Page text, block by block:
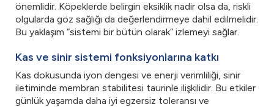
önemlidir. Köpeklerde belirgin eksiklik nadir olsa da, riskli
olgularda göz sağlığı da değerlendirmeye dahil edilmelidir.
Bu yaklaşım “sistemi bir bütün olarak” izlemeyi sağlar.
Kas ve sinir sistemi fonksiyonlarına katkı
Kas dokusunda iyon dengesi ve enerji verimliliği, sinir
iletiminde membran stabilitesi taurinle ilişkilidir. Bu etkiler
günlük yaşamda daha iyi egzersiz toleransı ve